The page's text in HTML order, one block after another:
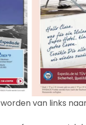
van links